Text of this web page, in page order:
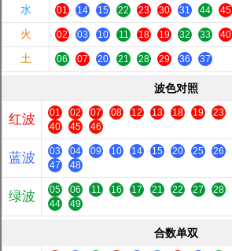
水 01 14 15 22 23 30 31 44 45
火 02 03 10 11 18 19 32 33 40
土 06 07 20 21 28 29 36 37
波色对照
红波 01 02 07 08 12 13 18 19 23
40
45 46
蓝波 03 04 09 10 14 15 20 25 26
47
48
绿波 05 06 11 16 17 21 22 27 28
44
49
合数单双